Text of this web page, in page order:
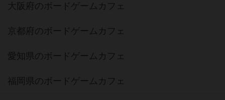
大阪府のボードゲームカフェ
京都府のボードゲームカフェ
愛知県のボードゲームカフェ
福岡県のボードゲームカフェ